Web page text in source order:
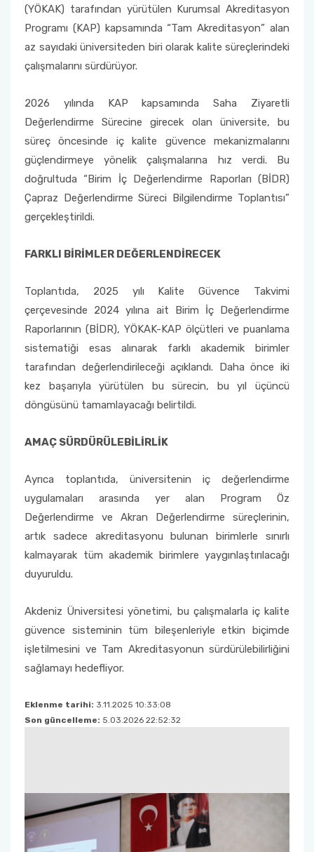
(YÖKAK) tarafından yürütülen Kurumsal Akreditasyon
Programı (KAP) kapsamında “Tam Akreditasyon” alan
az sayıdaki üniversiteden biri olarak kalite süreçlerindeki
çalışmalarını sürdürüyor.
2026 yılında KAP kapsamında Saha Ziyaretli
Değerlendirme Sürecine girecek olan üniversite, bu
süreç öncesinde iç kalite güvence mekanizmalarını
güçlendirmeye yönelik çalışmalarına hız verdi. Bu
doğrultuda “Birim İç Değerlendirme Raporları (BİDR)
Çapraz Değerlendirme Süreci Bilgilendirme Toplantısı”
gerçekleştirildi.
FARKLI BİRİMLER DEĞERLENDİRECEK
Toplantıda, 2025 yılı Kalite Güvence Takvimi
çerçevesinde 2024 yılına ait Birim İç Değerlendirme
Raporlarının (BİDR), YÖKAK-KAP ölçütleri ve puanlama
sistematiği esas alınarak farklı akademik birimler
tarafından değerlendirileceği açıklandı. Daha önce iki
kez başarıyla yürütülen bu sürecin, bu yıl üçüncü
döngüsünü tamamlayacağı belirtildi.
AMAÇ SÜRDÜRÜLEBİLİRLİK
Ayrıca toplantıda, üniversitenin iç değerlendirme
uygulamaları arasında yer alan Program Öz
Değerlendirme ve Akran Değerlendirme süreçlerinin,
artık sadece akreditasyonu bulunan birimlerle sınırlı
kalmayarak tüm akademik birimlere yaygınlaştırılacağı
duyuruldu.
Akdeniz Üniversitesi yönetimi, bu çalışmalarla iç kalite
güvence sisteminin tüm bileşenleriyle etkin biçimde
işletilmesini ve Tam Akreditasyonun sürdürülebilirliğini
sağlamayı hedefliyor.
Eklenme tarihi: 3.11.2025 10:33:08
Son güncelleme: 5.03.2026 22:52:32